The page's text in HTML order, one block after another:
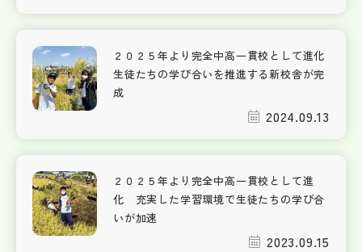
２０２５年より完全中高一貫校として進化
生徒たちの学び合いを推進する新校舎が完
成
2024.09.13
２０２５年より完全中高一貫校として進
化 充実した学習環境で生徒たちの学び合
いが加速
2023.09.15